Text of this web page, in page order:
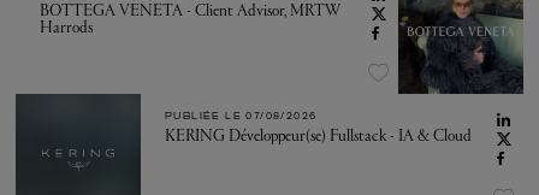
BOTTEGA VENETA - Client Advisor, MRTW
Harrods
PUBLIÉE LE 07/08/2026
KERING Développeur(se) Fullstack - IA & Cloud